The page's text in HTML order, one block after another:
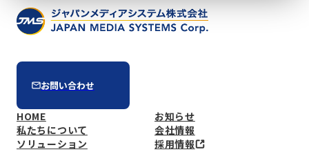
お問い合わせ
HOME
私たちについて
ソリューション
お知らせ
会社情報
採用情報